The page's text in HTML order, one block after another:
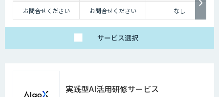
お問合せください
お問合せください なし
サービス選択
実践型AI活用研修サービス